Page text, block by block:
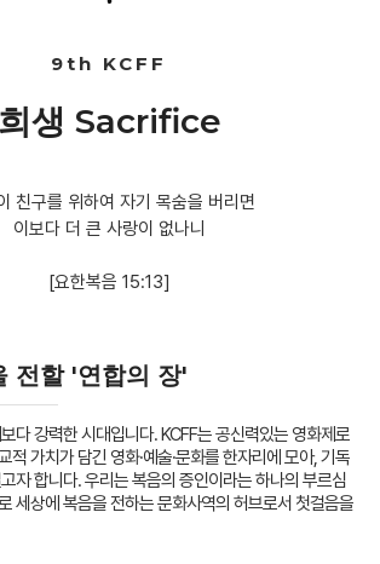
9th KCFF
희생 Sacrifice
친구를 위하여 자기 목숨을 버리면
이보다 더 큰 사랑이 없나니
[요한복음 15:13]
전할 '연합의 장'
다 강력한 시대입니다. KCFF는 공신력있는 영화제로
적 가치가 담긴 영화·예술·문화를 한자리에 모아, 기독
자 합니다. 우리는 복음의 증인이라는 하나의 부르심
세상에 복음을 전하는 문화사역의 허브로서 첫걸음을